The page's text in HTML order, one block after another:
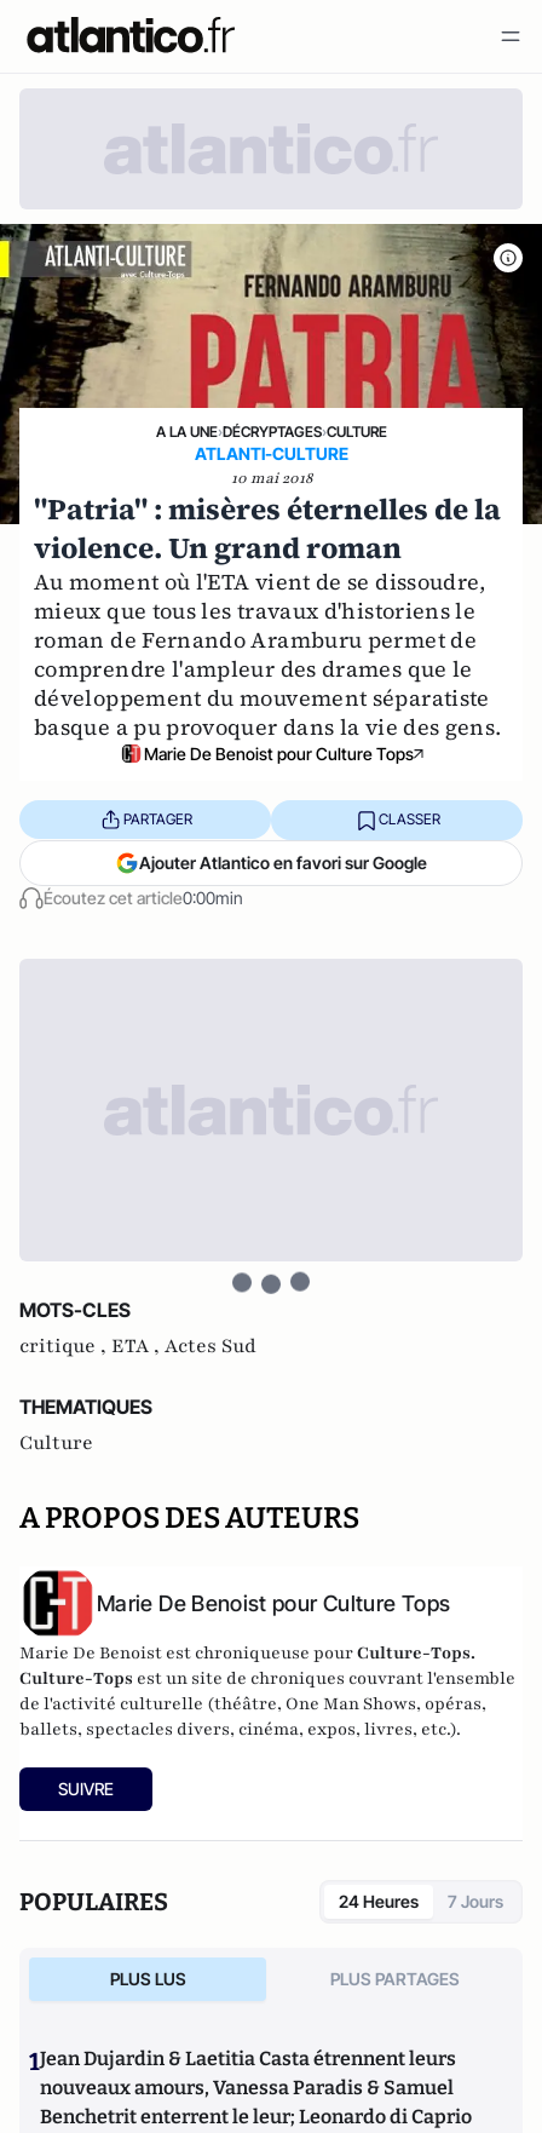
A LA UNE›DÉCRYPTAGES›CULTURE
ATLANTI-CULTURE
10 mai 2018
"Patria" : misères éternelles de la
violence. Un grand roman
Au moment où l'ETA vient de se dissoudre,
mieux que tous les travaux d'historiens le
roman de Fernando Aramburu permet de
comprendre l'ampleur des drames que le
développement du mouvement séparatiste
basque a pu provoquer dans la vie des gens.
Marie De Benoist pour Culture Tops
Écoutez cet article0:00min
PARTAGER CLASSER
Ajouter Atlantico en favori sur Google
MOTS-CLES
critique , ETA , Actes Sud
THEMATIQUES
Culture
A PROPOS DES AUTEURS
Marie De Benoist pour Culture Tops
Marie De Benoist est chroniqueuse pourCulture-Tops.
Culture-Tops est un site de chroniques couvrant l'ensemble
de l'activité culturelle (théâtre, One Man Shows, opéras,
ballets, spectacles divers, cinéma, expos, livres, etc.).
SUIVRE
POPULAIRES 24 Heures 7 Jours
PLUS LUS PLUS PARTAGES
1Jean Dujardin & Laetitia Casta étrennent leurs
nouveaux amours, Vanessa Paradis & Samuel
Benchetrit enterrent le leur; Leonardo di Caprio